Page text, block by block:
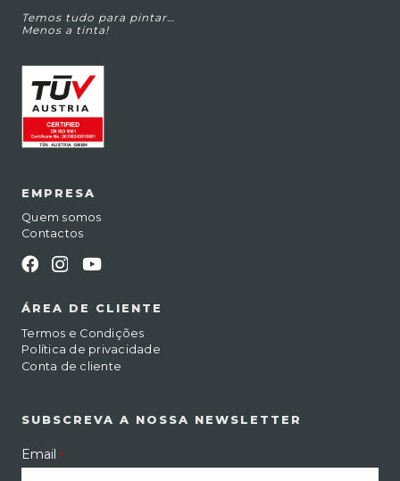
Temos tudo para pintar…
Menos a tinta!
EMPRESA
Quem somos
Contactos
ÁREA DE CLIENTE
Termos e Condições
Política de privacidade
Conta de cliente
SUBSCREVA A NOSSA NEWSLETTER
Email *